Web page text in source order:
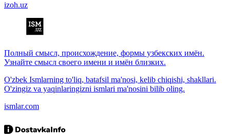
izoh.uz
Полный смысл, происхождение, формы узбекских имён.
Узнайте смысл своего имени и имён близких.
O'zbek Ismlarning to'liq, batafsil ma'nosi, kelib chiqishi, shakllari.
O'zingiz va yaqinlaringizni ismlari ma'nosini bilib oling.
ismlar.com